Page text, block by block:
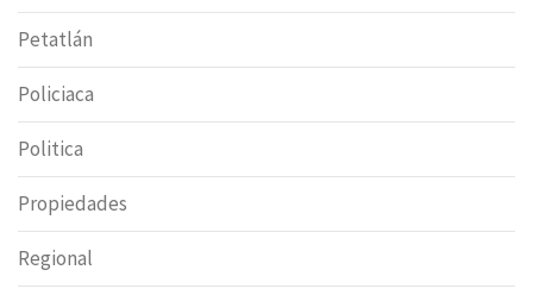
Petatlán
Policiaca
Politica
Propiedades
Regional